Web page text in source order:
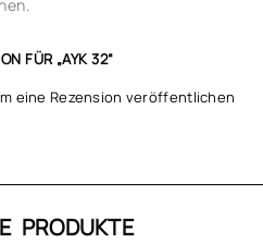
FÜR „AYK 32“
eine Rezension veröffentlichen
PRODUKTE